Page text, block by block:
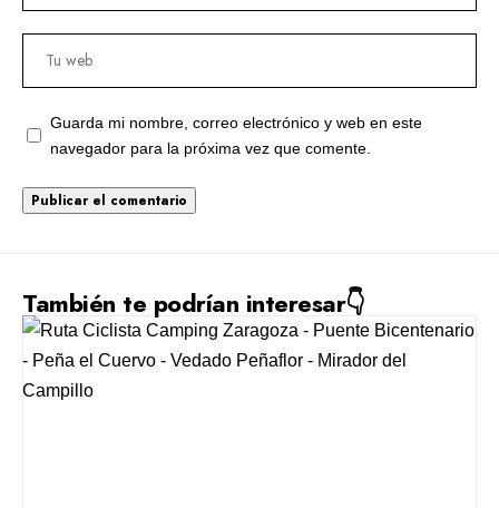
Guarda mi nombre, correo electrónico y web en este
navegador para la próxima vez que comente.
También te podrían interesar👇